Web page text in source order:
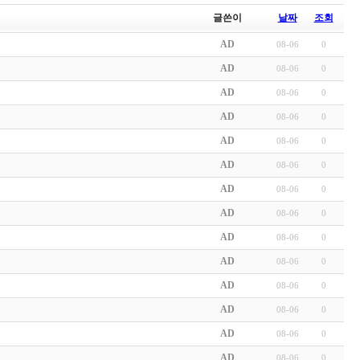
글쓴이 날짜 조회
AD 08-06 0
AD 08-06 0
AD 08-06 0
AD 08-06 0
AD 08-06 0
AD 08-06 0
AD 08-06 0
AD 08-06 0
AD 08-06 0
AD 08-06 0
AD 08-06 0
AD 08-06 0
AD 08-06 0
AD 08-06 0